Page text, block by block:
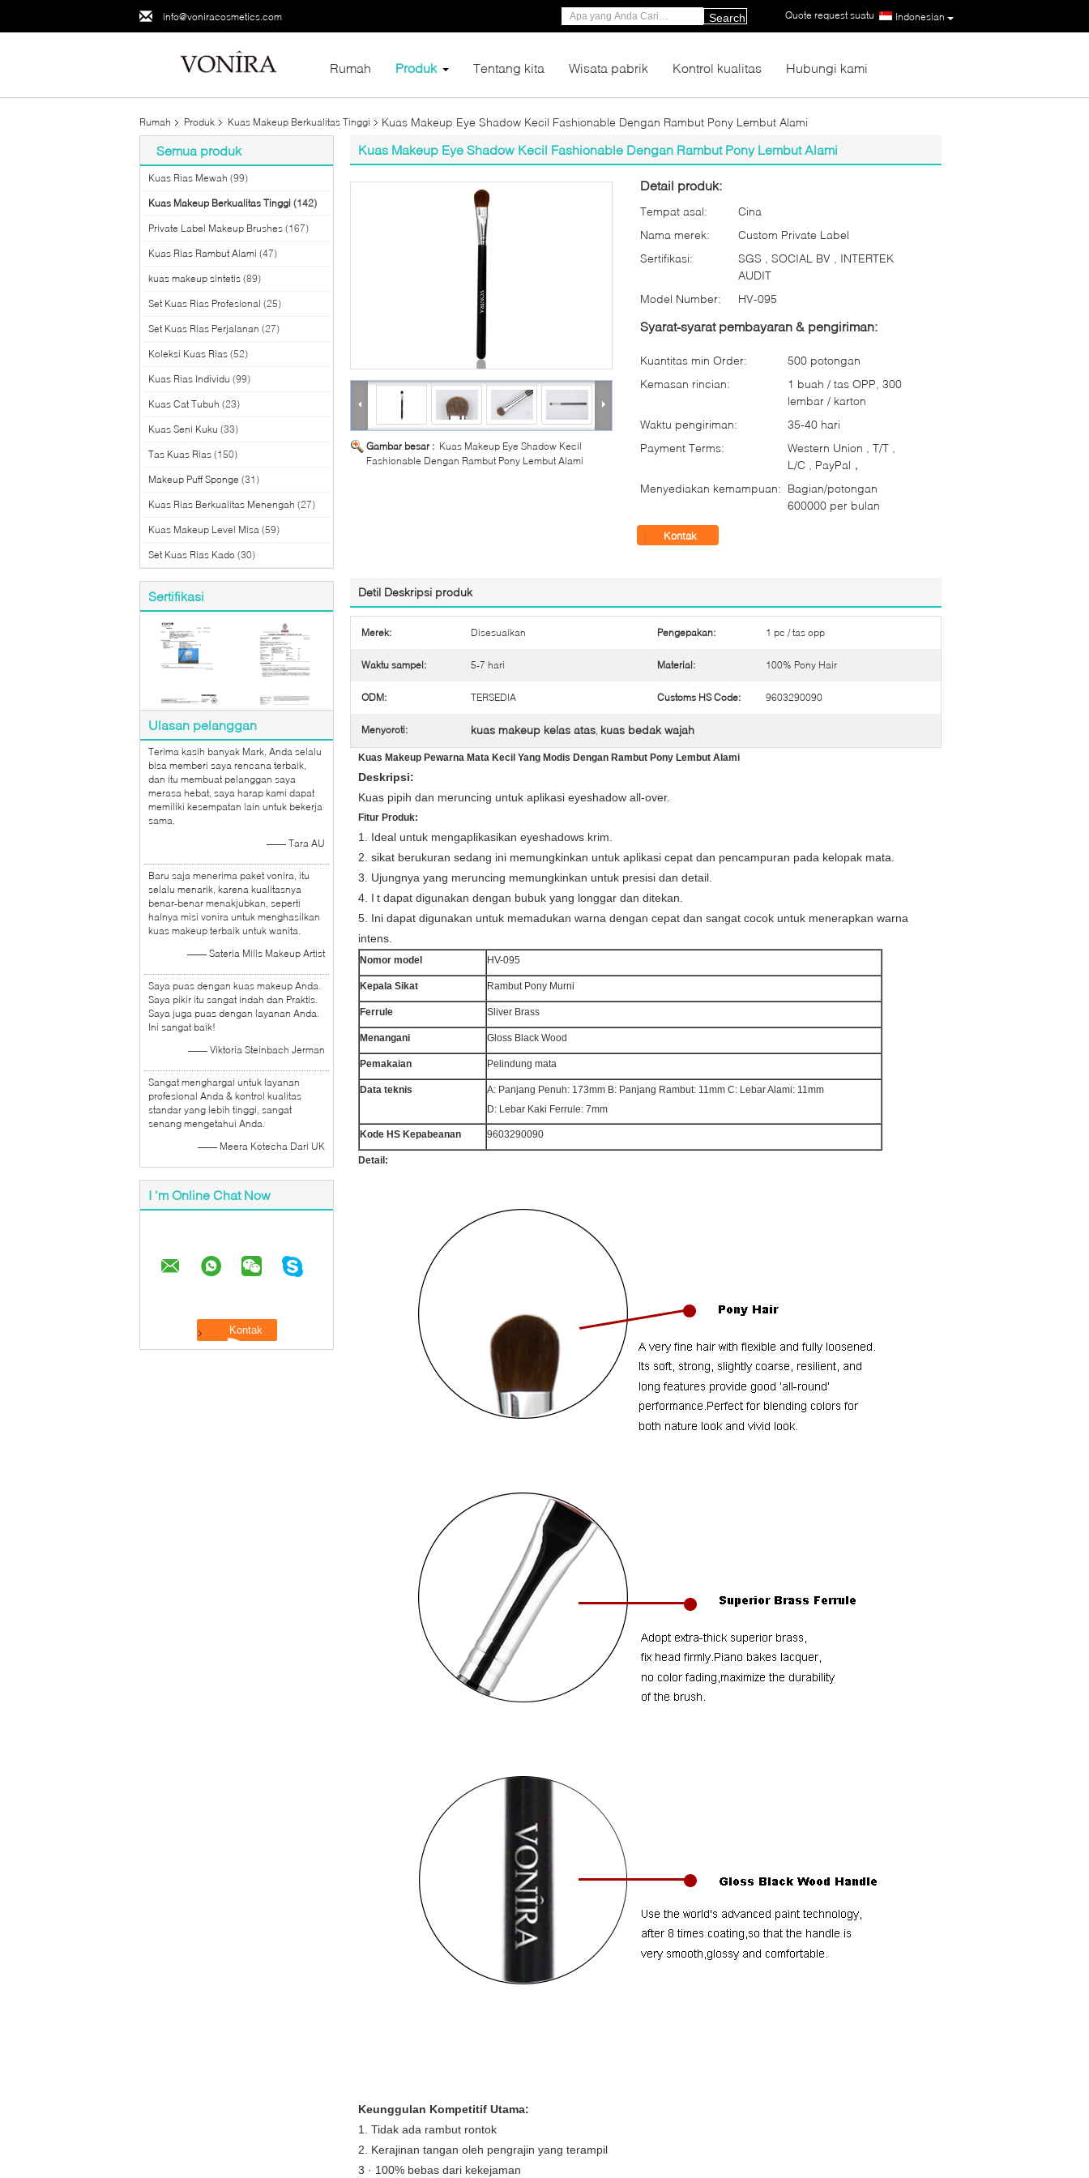
info@voniracosmetics.com Indonesian
Quote request suatu |
Search
Rumah Produk Tentang kita Wisata pabrik Kontrol kualitas Hubungi kami
Rumah Produk Kuas Makeup Berkualitas Tinggi Kuas Makeup Eye Shadow Kecil Fashionable Dengan Rambut Pony Lembut Alami
Semua produk
Kuas Rias Mewah (99)
Kuas Makeup Berkualitas Tinggi (142)
Private Label Makeup Brushes (167)
Kuas Rias Rambut Alami (47)
kuas makeup sintetis (89)
Set Kuas Rias Profesional (25)
Set Kuas Rias Perjalanan (27)
Koleksi Kuas Rias (52)
Kuas Rias Individu (99)
Kuas Cat Tubuh (23)
Kuas Seni Kuku (33)
Tas Kuas Rias (150)
Makeup Puff Sponge (31)
Kuas Rias Berkualitas Menengah (27)
Kuas Makeup Level Misa (59)
Set Kuas Rias Kado (30)
Sertifikasi
Ulasan pelanggan
Terima kasih banyak Mark, Anda selalu
bisa memberi saya rencana terbaik,
dan itu membuat pelanggan saya
merasa hebat, saya harap kami dapat
memiliki kesempatan lain untuk bekerja
sama.
—— Tara AU
Baru saja menerima paket vonira, itu
selalu menarik, karena kualitasnya
benar-benar menakjubkan, seperti
halnya misi vonira untuk menghasilkan
kuas makeup terbaik untuk wanita.
—— Sateria Mills Makeup Artist
Saya puas dengan kuas makeup Anda.
Saya pikir itu sangat indah dan Praktis.
Saya juga puas dengan layanan Anda.
Ini sangat baik!
—— Viktoria Steinbach Jerman
Sangat menghargai untuk layanan
profesional Anda & kontrol kualitas
standar yang lebih tinggi, sangat
senang mengetahui Anda.
—— Meera Kotecha Dari UK
I 'm Online Chat Now
Kuas Makeup Eye Shadow Kecil Fashionable Dengan Rambut Pony Lembut Alami
Gambar besar : Kuas Makeup Eye Shadow Kecil
Fashionable Dengan Rambut Pony Lembut Alami
Detail produk:
Tempat asal:
Cina
Nama merek:
Custom Private Label
Sertifikasi:
SGS , SOCIAL BV , INTERTEK
AUDIT
Model Number:
HV-095
Syarat-syarat pembayaran & pengiriman:
Kuantitas min Order:
500 potongan
Kemasan rincian:
1 buah / tas OPP, 300
lembar / karton
Waktu pengiriman:
35-40 hari
Payment Terms:
Western Union , T/T ,
L/C , PayPal，
Menyediakan kemampuan: Bagian/potongan
600000 per bulan
Kontak
Detil Deskripsi produk
Merek: Disesuaikan Pengepakan: 1 pc / tas opp
Waktu sampel: 5-7 hari Material: 100% Pony Hair
ODM: TERSEDIA Customs HS Code: 9603290090
Menyoroti: kuas makeup kelas atas, kuas bedak wajah
Kuas Makeup Pewarna Mata Kecil Yang Modis Dengan Rambut Pony Lembut Alami
Deskripsi:
Kuas pipih dan meruncing untuk aplikasi eyeshadow all-over.
Fitur Produk:
1. Ideal untuk mengaplikasikan eyeshadows krim.
2. sikat berukuran sedang ini memungkinkan untuk aplikasi cepat dan pencampuran pada kelopak mata.
3. Ujungnya yang meruncing memungkinkan untuk presisi dan detail.
4. I t dapat digunakan dengan bubuk yang longgar dan ditekan.
5. Ini dapat digunakan untuk memadukan warna dengan cepat dan sangat cocok untuk menerapkan warna
intens.
Nomor model HV-095
Kepala Sikat Rambut Pony Murni
Ferrule Sliver Brass
Menangani Gloss Black Wood
Pemakaian Pelindung mata
Data teknis
A: Panjang Penuh: 173mm B: Panjang Rambut: 11mm C: Lebar Alami: 11mm
D: Lebar Kaki Ferrule: 7mm
Kode HS Kepabeanan 9603290090
Detail:
Keunggulan Kompetitif Utama:
1. Tidak ada rambut rontok
2. Kerajinan tangan oleh pengrajin yang terampil
3 · 100% bebas dari kekejaman